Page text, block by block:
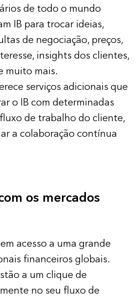
de todo o mundo
IB para trocar ideias,
de negociação, preços,
insights dos clientes,
muito mais.
serviços adicionais que
o IB com determinadas
de trabalho do cliente,
a colaboração contínua
os mercados
acesso a uma grande
financeiros globais.
a um clique de
no seu fluxo de